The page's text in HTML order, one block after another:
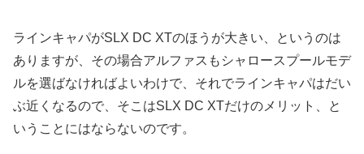
ラインキャパがSLX DC XTのほうが大きい、というのは
ありますが、その場合アルファスもシャロースプールモデ
ルを選ばなければよいわけで、それでラインキャパはだい
ぶ近くなるので、そこはSLX DC XTだけのメリット、と
いうことにはならないのです。